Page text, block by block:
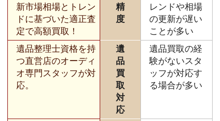
新市場相場とトレン
ドに基づいた適正査
定で高額買取！
精
度
レンドや相場
の更新が遅い
ことが多い
遺品整理士資格を持
つ直営店のオーディ
オ専門スタッフが対
応。
遺
品
買
取
対
応
遺品買取の経
験がないスタ
ッフが対応す
る場合が多い